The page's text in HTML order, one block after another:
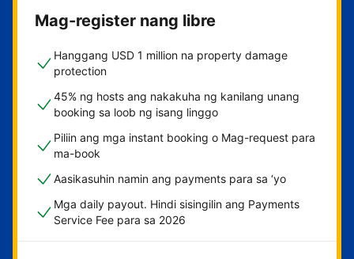
Mag-register nang libre
Hanggang USD 1 million na property damage
protection
45% ng hosts ang nakakuha ng kanilang unang
booking sa loob ng isang linggo
Piliin ang mga instant booking o Mag-request para
ma-book
Aasikasuhin namin ang payments para sa ‘yo
Mga daily payout. Hindi sisingilin ang Payments
Service Fee para sa 2026